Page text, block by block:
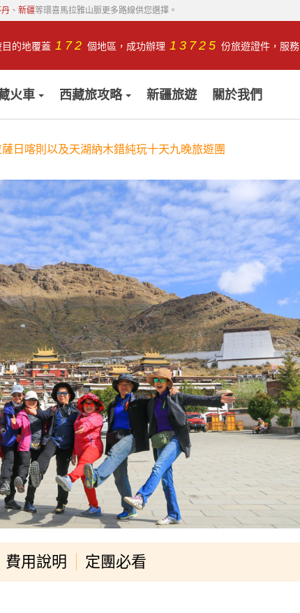
、 新疆等環喜馬拉雅山脈更多路線供您選擇。
的地覆蓋 172 個地區，成功辦理 13725 份旅遊證件，服務
火車 西藏旅攻略 新疆旅遊 關於我們
日喀則以及天湖納木錯純玩十天九晚旅遊團
費用說明 定團必看